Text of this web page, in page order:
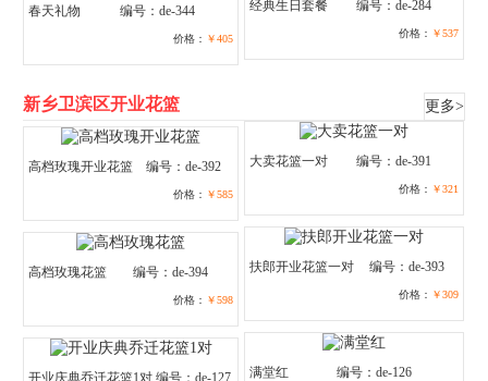
春天礼物 编号：de-344
价格： ￥405
经典生日套餐 编号：de-284
价格： ￥537
新乡卫滨区开业花篮 更多>
高档玫瑰开业花篮 编号：de-392
价格： ￥585
大卖花篮一对 编号：de-391
价格： ￥321
高档玫瑰花篮 编号：de-394
价格： ￥598
扶郎开业花篮一对 编号：de-393
价格： ￥309
满堂红 编号：de-126